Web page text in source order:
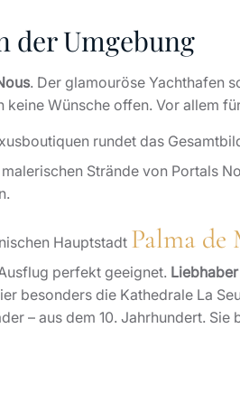
der Umgebung
. Der glamouröse Yachthafen
Wünsche offen. Vor allem
rundet das
Strände von Portals
Hauptstadt Palma de
perfekt geeignet.
besonders die Kathedrale La
– aus dem 10. Jahrhundert.